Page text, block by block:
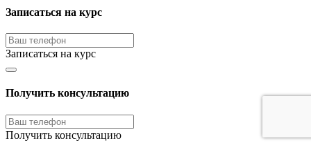
Записаться на курс
Записаться на курс
Получить консультацию
Получить консультацию